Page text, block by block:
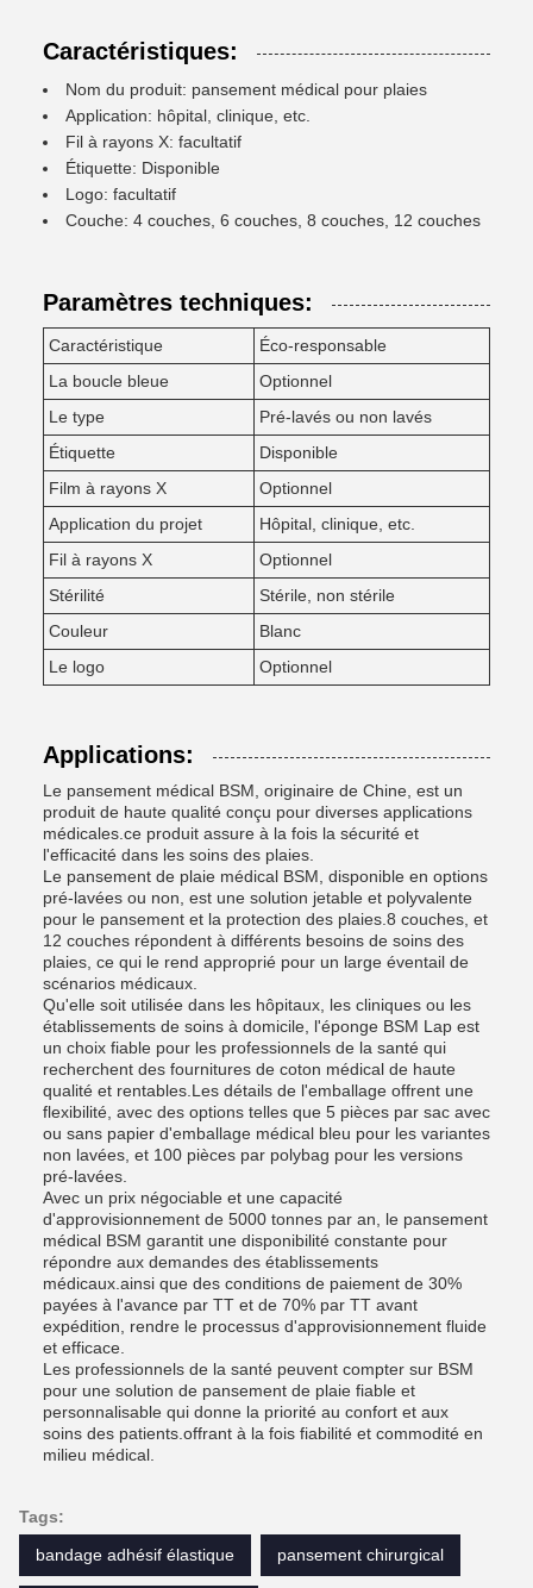
Caractéristiques:
Nom du produit: pansement médical pour plaies
Application: hôpital, clinique, etc.
Fil à rayons X: facultatif
Étiquette: Disponible
Logo: facultatif
Couche: 4 couches, 6 couches, 8 couches, 12 couches
Paramètres techniques:
Caractéristique
Éco-responsable
La boucle bleue
Optionnel
Le type
Pré-lavés ou non lavés
Étiquette
Disponible
Film à rayons X
Optionnel
Application du projet
Hôpital, clinique, etc.
Fil à rayons X
Optionnel
Stérilité
Stérile, non stérile
Couleur
Blanc
Le logo
Optionnel
Applications:
Le pansement médical BSM, originaire de Chine, est un
produit de haute qualité conçu pour diverses applications
médicales.ce produit assure à la fois la sécurité et
l'efficacité dans les soins des plaies.
Le pansement de plaie médical BSM, disponible en options
pré-lavées ou non, est une solution jetable et polyvalente
pour le pansement et la protection des plaies.8 couches, et
12 couches répondent à différents besoins de soins des
plaies, ce qui le rend approprié pour un large éventail de
scénarios médicaux.
Qu'elle soit utilisée dans les hôpitaux, les cliniques ou les
établissements de soins à domicile, l'éponge BSM Lap est
un choix fiable pour les professionnels de la santé qui
recherchent des fournitures de coton médical de haute
qualité et rentables.Les détails de l'emballage offrent une
flexibilité, avec des options telles que 5 pièces par sac avec
ou sans papier d'emballage médical bleu pour les variantes
non lavées, et 100 pièces par polybag pour les versions
pré-lavées.
Avec un prix négociable et une capacité
d'approvisionnement de 5000 tonnes par an, le pansement
médical BSM garantit une disponibilité constante pour
répondre aux demandes des établissements
médicaux.ainsi que des conditions de paiement de 30%
payées à l'avance par TT et de 70% par TT avant
expédition, rendre le processus d'approvisionnement fluide
et efficace.
Les professionnels de la santé peuvent compter sur BSM
pour une solution de pansement de plaie fiable et
personnalisable qui donne la priorité au confort et aux
soins des patients.offrant à la fois fiabilité et commodité en
milieu médical.
Tags:
bandage adhésif élastique
pansement chirurgical